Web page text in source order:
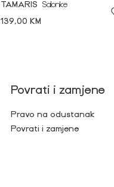
TAMARIS
Salonke
139,00 KM
Povrati i zamjene
Pravo na odustanak
Povrati i zamjene